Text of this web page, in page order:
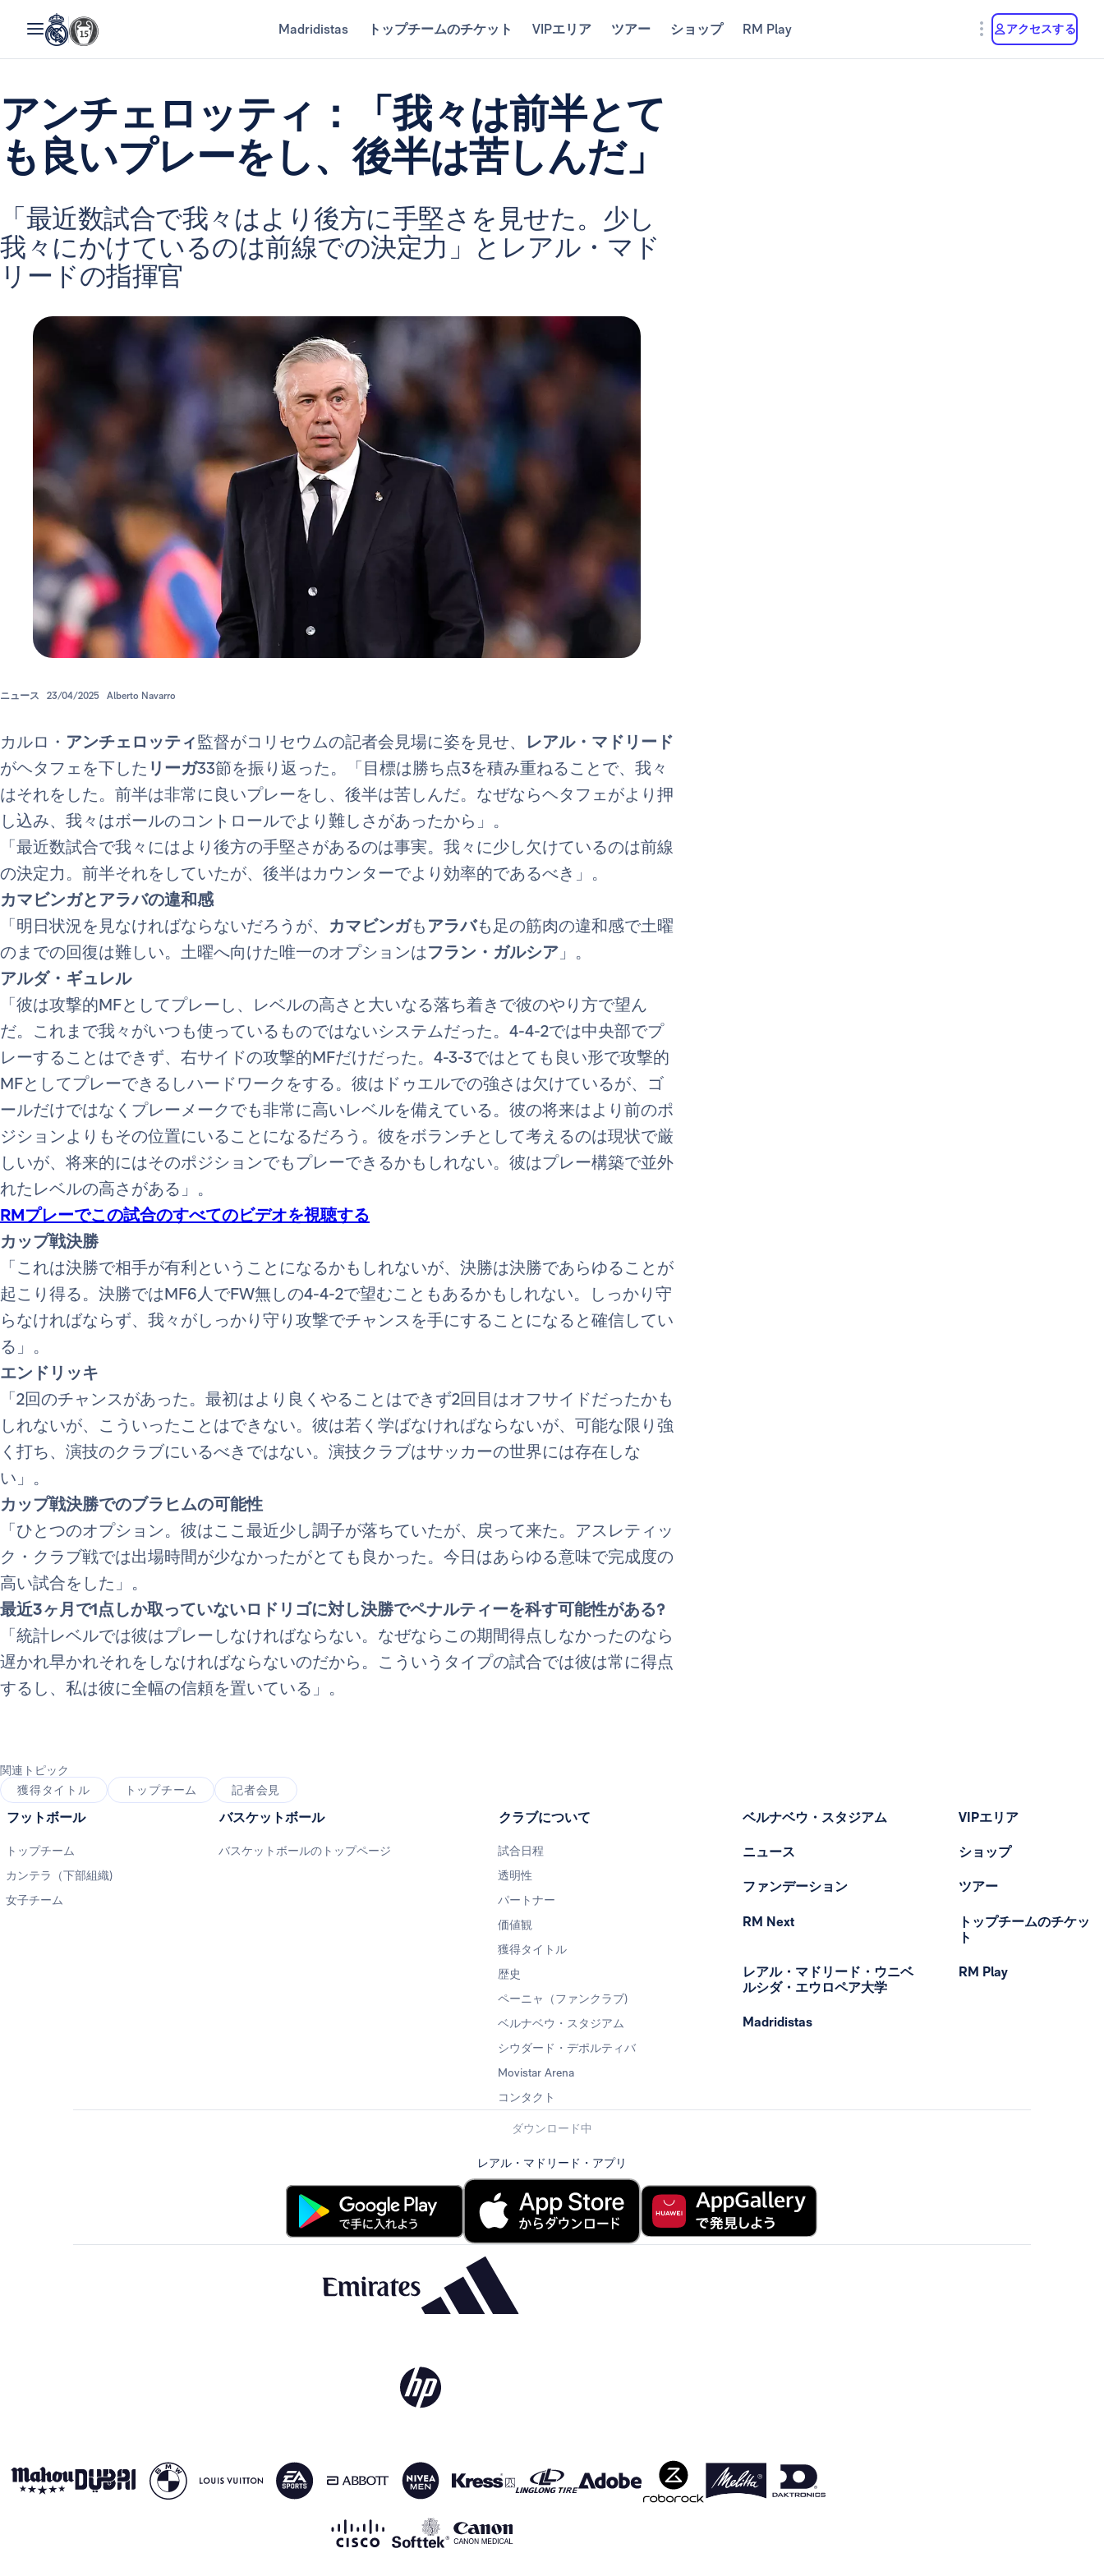
Madridistas トップチームのチケット VIPエリア ツアー ショップ RM Play アクセスする
アンチェロッティ：「我々は前半とて
も良いプレーをし、後半は苦しんだ」
「最近数試合で我々はより後方に手堅さを見せた。少し
我々にかけているのは前線での決定力」とレアル・マド
リードの指揮官
ニュース 23/04/2025 Alberto Navarro
カルロ・ アンチェロッティ監督がコリセウムの記者会見場に姿を見せ、
レアル・マドリード
がヘタフェを下した リーガ33節を振り返った。「目標は勝ち点3を積み重ねることで、我々
はそれをした。前半は非常に良いプレーをし、後半は苦しんだ。なぜならヘタフェがより押
し込み、我々はボールのコントロールでより難しさがあったから」。
「最近数試合で我々にはより後方の手堅さがあるのは事実。我々に少し欠けているのは前線
の決定力。前半それをしていたが、後半はカウンターでより効率的であるべき」。
カマビンガとアラバの違和感
「明日状況を見なければならないだろうが、 カマビンガも アラバも足の筋肉の違和感で土曜
のまでの回復は難しい。土曜へ向けた唯一のオプションはフラン・ガルシア 」。
アルダ・ギュレル
「彼は攻撃的MFとしてプレーし、レベルの高さと大いなる落ち着きで彼のやり方で望ん
だ。これまで我々がいつも使っているものではないシステムだった。4-4-2では中央部でプ
レーすることはできず、右サイドの攻撃的MFだけだった。4-3-3ではとても良い形で攻撃的
MFとしてプレーできるしハードワークをする。彼はドゥエルでの強さは欠けているが、ゴ
ールだけではなくプレーメークでも非常に高いレベルを備えている。彼の将来はより前のポ
ジションよりもその位置にいることになるだろう。彼をボランチとして考えるのは現状で厳
しいが、将来的にはそのポジションでもプレーできるかもしれない。彼はプレー構築で並外
れたレベルの高さがある」。
RMプレーでこの試合のすべてのビデオを視聴する
カップ戦決勝
「これは決勝で相手が有利ということになるかもしれないが、決勝は決勝であらゆることが
起こり得る。決勝ではMF6人でFW無しの4-4-2で望むこともあるかもしれない。しっかり守
らなければならず、我々がしっかり守り攻撃でチャンスを手にすることになると確信してい
る」。
エンドリッキ
「2回のチャンスがあった。最初はより良くやることはできず2回目はオフサイドだったかも
しれないが、こういったことはできない。彼は若く学ばなければならないが、可能な限り強
く打ち、演技のクラブにいるべきではない。演技クラブはサッカーの世界には存在しな
い」。
カップ戦決勝でのブラヒムの可能性
「ひとつのオプション。彼はここ最近少し調子が落ちていたが、戻って来た。アスレティッ
ク・クラブ戦では出場時間が少なかったがとても良かった。今日はあらゆる意味で完成度の
高い試合をした」。
最近3ヶ月で1点しか取っていないロドリゴに対し決勝でペナルティーを科す可能性がある?
「統計レベルでは彼はプレーしなければならない。なぜならこの期間得点しなかったのなら
遅かれ早かれそれをしなければならないのだから。こういうタイプの試合では彼は常に得点
するし、私は彼に全幅の信頼を置いている」。
関連トピック
獲得タイトル
トップチーム 記者会見
フットボール
トップチーム
カンテラ（下部組織)
女子チーム
バスケットボール
バスケットボールのトップページ
クラブについて
試合日程
透明性
パートナー
価値観
獲得タイトル
歴史
ペーニャ（ファンクラブ)
ベルナベウ・スタジアム
シウダード・デポルティバ
Movistar Arena
コンタクト
ベルナベウ・スタジアム
ニュース
ファンデーション
RM Next
レアル・マドリード・ウニベ
ルシダ・エウロペア大学
Madridistas
VIPエリア
ショップ
ツアー
トップチームのチケッ
ト
RM Play
ダウンロード中
レアル・マドリード・アプリ